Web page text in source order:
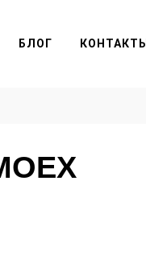
БЛОГ КОНТАКТЫ